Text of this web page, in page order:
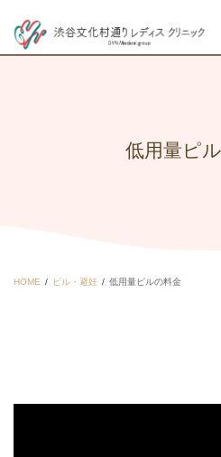
低用量ピ
HOME ピル・避妊 低用量ピルの料金